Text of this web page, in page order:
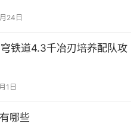
24日
铁道4.3千冶刃培养配队攻
1日
哪些